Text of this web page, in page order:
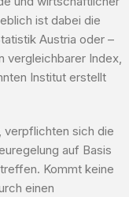
ist dabei die
Austria oder –
vergleichbarer Index,
Institut erstellt
verpflichten sich die
auf Basis
Kommt keine
einen